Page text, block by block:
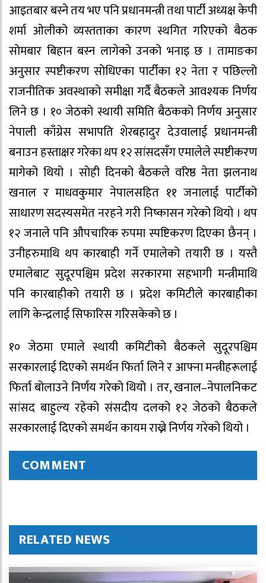
आइतबार बस्ने तय भए पनि प्रधानमन्त्री तथा पार्टी अध्यक्ष केपी
शर्मा ओलीको व्यस्तताका कारण स्थगित गरिएको बैठक
सोमबार बिहान बस्न लागेको उनको भनाइ छ । तामाङका
अनुसार स्पष्टीकरण सोधिएका पार्टीका १२ नेता र पछिल्लो
राजनीतिक अवस्थाको समीक्षा गर्दै बैठकले आवश्यक निर्णय
लिने छ । १० जेठको स्थायी समिति बैठकको निर्णय अनुसार
नेपाली काँग्रेस सभापति शेरबहादुर देउवालाई प्रधानमन्त्री
बनाउन हस्ताक्षर गरेका थप १२ सांसदसँग एमालेले स्पष्टीकरण
मागेको थियो । सोही दिनको बैठकले वरिष्ठ नेता झलनाथ
खनाल र माधवकुमार नेपालसहित ११ जनालाई पार्टीको
साधारण सदस्यसमेत नरहने गरी निष्कासन गरेको थियो । थप
१२ जनाले पनि औपचारिक रुपमा स्पष्टिकरण दिएका छैनन् ।
उनीहरुमाथि थप कारबाही गर्ने एमालेको तयारी छ । यस्तै
एमालेबाट सुदूरपश्चिम प्रदेश सरकारमा सहभागी मन्त्रीमाथि
पनि कारबाहीको तयारी छ । प्रदेश कमिटीले कारबाहीका
लागि केन्द्रलाई सिफारिस गरिसकेको छ ।
१० जेठमा एमाले स्थायी कमिटीको बैठकले सुदूरपश्चिम
सरकारलाई दिएको समर्थन फिर्ता लिने र आफ्ना मन्त्रीहरूलाई
फिर्ता बोलाउने निर्णय गरेको थियो । तर, खनाल–नेपालनिकट
सांसद बाहुल्य रहेको संसदीय दलको १२ जेठको बैठकले
सरकारलाई दिएको समर्थन कायम राख्ने निर्णय गरेको थियो ।
COMMENT
RELATED NEWS